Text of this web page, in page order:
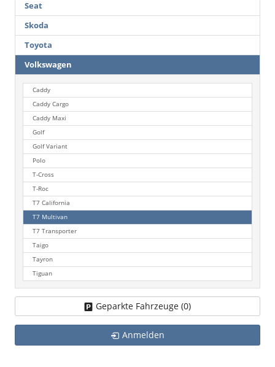
Seat
Skoda
Toyota
Volkswagen
Caddy
Caddy Cargo
Caddy Maxi
Golf
Golf Variant
Polo
T-Cross
T-Roc
T7 California
T7 Multivan
T7 Transporter
Taigo
Tayron
Tiguan
Geparkte Fahrzeuge (0)
Anmelden